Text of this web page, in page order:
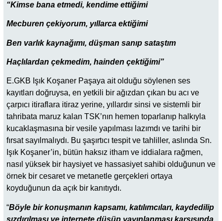
“Kimse bana etmedi, kendime ettiğimi
Mecburen çekiyorum, yıllarca ektiğimi
Ben varlık kaynağımı, düşman sanıp sataştım
Haçlılardan çekmedim, hainden çektiğimi”
E.GKB Işık Koşaner Paşaya ait olduğu söylenen ses
kayıtları doğruysa, en yetkili bir ağızdan çıkan bu acı ve
çarpıcı itiraflara itiraz yerine, yıllardır sinsi ve sistemli bir
tahribata maruz kalan TSK’nın hemen toparlanıp halkıyla
kucaklaşmasına bir vesile yapılması lazımdı ve tarihi bir
fırsat sayılmalıydı. Bu şaşırtıcı tespit ve tahliller, aslında Sn.
Işık Koşaner’in, bütün haksız itham ve iddialara rağmen,
nasıl yüksek bir haysiyet ve hassasiyet sahibi olduğunun ve
örnek bir cesaret ve metanetle gerçekleri ortaya
koyduğunun da açık bir kanıtıydı.
“Böyle bir konuşmanın kapsamı, katılımcıları, kaydedilip
sızdırılması ve internete düşüp yayınlanması karşısında